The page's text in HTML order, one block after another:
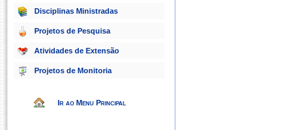
Disciplinas Ministradas
Projetos de Pesquisa
Atividades de Extensão
Projetos de Monitoria
Ir ao Menu Principal